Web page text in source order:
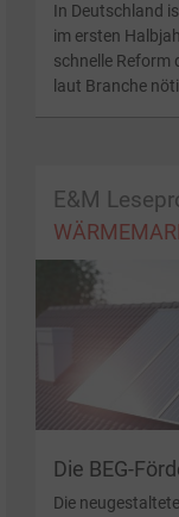
In Deutschland
im ersten
schnelle Reform
laut Branche
E&M
Die BEG-
Die